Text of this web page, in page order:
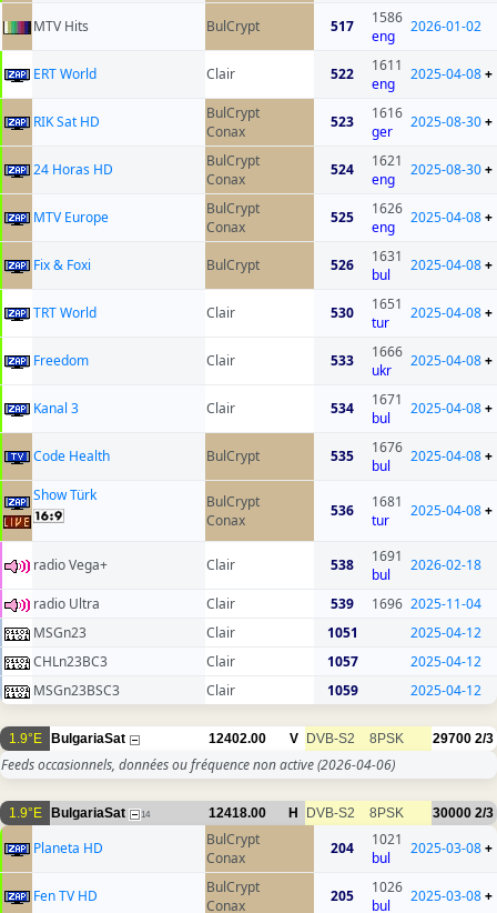
MTV Hits BulCrypt 517
1586
eng
2026-01-02
ERT World Clair 522
1611
eng
2025-04-08+
RIK Sat HD
BulCrypt
Conax
523
1616
ger
2025-08-30+
24 Horas HD
BulCrypt
Conax
524
1621
eng
2025-08-30+
MTV Europe
BulCrypt
Conax
525
1626
eng
2025-04-08+
Fix & Foxi BulCrypt 526
1631
bul
2025-04-08+
TRT World Clair 530
1651
tur
2025-04-08+
Freedom Clair 533
1666
ukr
2025-04-08+
Kanal 3 Clair 534
1671
bul
2025-04-08+
Code Health BulCrypt 535
1676
bul
2025-04-08+
Show Türk
BulCrypt
Conax
536
1681
tur
2025-04-08+
radio Vega+ Clair 538
1691
bul
2026-02-18
radio Ultra Clair 539 1696 2025-11-04
MSGn23
Clair 1051
2025-04-12
CHLn23BC3
Clair 1057
2025-04-12
MSGn23BSC3
Clair 1059 2025-04-12
1.9°E BulgariaSat 12402.00 V DVB-S2 8PSK 29700 2/3
Feeds occasionnels, données ou fréquence non active(2026-04-06)
1.9°E BulgariaSat 14 12418.00 H DVB-S2 8PSK 30000 2/3
Planeta HD
BulCrypt
Conax
204
1021
bul
2025-03-08+
Fen TV HD
BulCrypt
Conax
205
1026
bul
2025-03-08+